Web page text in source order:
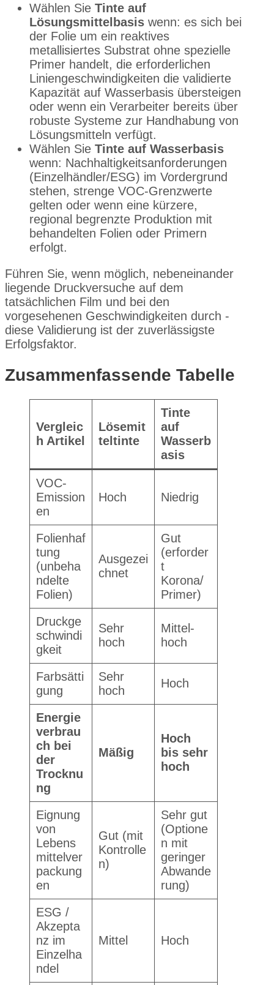
Wählen Sie Tinte auf
Lösungsmittelbasis wenn: es sich bei
der Folie um ein reaktives
metallisiertes Substrat ohne spezielle
Primer handelt, die erforderlichen
Liniengeschwindigkeiten die validierte
Kapazität auf Wasserbasis übersteigen
oder wenn ein Verarbeiter bereits über
robuste Systeme zur Handhabung von
Lösungsmitteln verfügt.
Wählen Sie Tinte auf Wasserbasis
wenn: Nachhaltigkeitsanforderungen
(Einzelhändler/ESG) im Vordergrund
stehen, strenge VOC-Grenzwerte
gelten oder wenn eine kürzere,
regional begrenzte Produktion mit
behandelten Folien oder Primern
erfolgt.
Führen Sie, wenn möglich, nebeneinander
liegende Druckversuche auf dem
tatsächlichen Film und bei den
vorgesehenen Geschwindigkeiten durch -
diese Validierung ist der zuverlässigste
Erfolgsfaktor.
Zusammenfassende Tabelle
Vergleic
h Artikel
Lösemit
teltinte
Tinte
auf
Wasserb
asis
VOC-
Emission
en
Hoch Niedrig
Folienhaf
tung
(unbeha
ndelte
Folien)
Ausgezei
chnet
Gut
(erforder
t
Korona/
Primer)
Druckge
schwindi
gkeit
Sehr
hoch
Mittel-
hoch
Farbsätti
gung
Sehr
hoch
Hoch
Energie
verbrau
ch bei
der
Trocknu
ng
Mäßig
Hoch
bis sehr
hoch
Eignung
von
Lebens
mittelver
packung
en
Gut (mit
Kontrolle
n)
Sehr gut
(Optione
n mit
geringer
Abwande
rung)
ESG /
Akzepta
nz im
Einzelha
ndel
Mittel Hoch